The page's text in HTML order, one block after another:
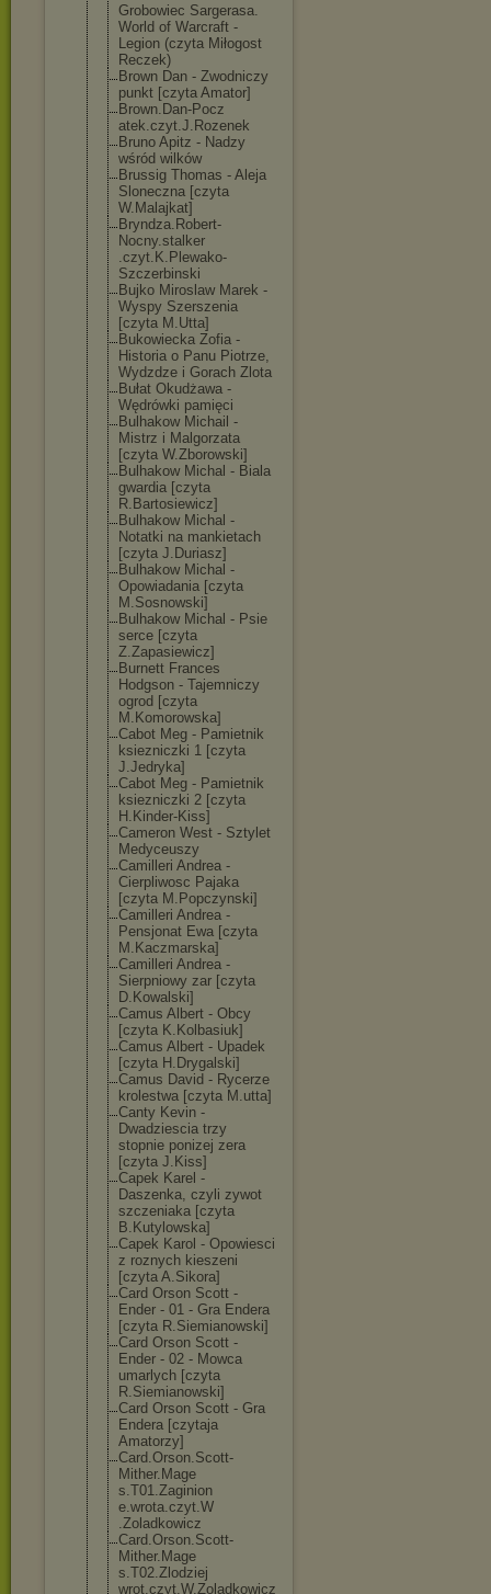
Grobowiec Sargerasa.
World of Warcraft -
Legion (czyta Miłogost
Reczek)
Brown Dan - Zwodniczy
punkt [czyta Amator]
Brown.Dan-Pocz
atek.czyt.J.Rozenek
Bruno Apitz - Nadzy
wśród wilków
Brussig Thomas - Aleja
Sloneczna [czyta
W.Malajkat]
Bryndza.Robert-
Nocny.stalker
.czyt.K.Plewako-
Szczerbinski
Bujko Miroslaw Marek -
Wyspy Szerszenia
[czyta M.Utta]
Bukowiecka Zofia -
Historia o Panu Piotrze,
Wydzdze i Gorach Zlota
Bułat Okudżawa -
Wędrówki pamięci
Bulhakow Michail -
Mistrz i Malgorzata
[czyta W.Zborowski]
Bulhakow Michal - Biala
gwardia [czyta
R.Bartosiewicz]
Bulhakow Michal -
Notatki na mankietach
[czyta J.Duriasz]
Bulhakow Michal -
Opowiadania [czyta
M.Sosnowski]
Bulhakow Michal - Psie
serce [czyta
Z.Zapasiewicz]
Burnett Frances
Hodgson - Tajemniczy
ogrod [czyta
M.Komorowska]
Cabot Meg - Pamietnik
ksiezniczki 1 [czyta
J.Jedryka]
Cabot Meg - Pamietnik
ksiezniczki 2 [czyta
H.Kinder-Kiss]
Cameron West - Sztylet
Medyceuszy
Camilleri Andrea -
Cierpliwosc Pajaka
[czyta M.Popczynski]
Camilleri Andrea -
Pensjonat Ewa [czyta
M.Kaczmarska]
Camilleri Andrea -
Sierpniowy zar [czyta
D.Kowalski]
Camus Albert - Obcy
[czyta K.Kolbasiuk]
Camus Albert - Upadek
[czyta H.Drygalski]
Camus David - Rycerze
krolestwa [czyta M.utta]
Canty Kevin -
Dwadziescia trzy
stopnie ponizej zera
[czyta J.Kiss]
Capek Karel -
Daszenka, czyli zywot
szczeniaka [czyta
B.Kutylowska]
Capek Karol - Opowiesci
z roznych kieszeni
[czyta A.Sikora]
Card Orson Scott -
Ender - 01 - Gra Endera
[czyta R.Siemianowski]
Card Orson Scott -
Ender - 02 - Mowca
umarlych [czyta
R.Siemianowski]
Card Orson Scott - Gra
Endera [czytaja
Amatorzy]
Card.Orson.Scott-
Mither.Mage
s.T01.Zaginion
e.wrota.czyt.W
.Zoladkowicz
Card.Orson.Scott-
Mither.Mage
s.T02.Zlodziej
wrot.czyt.W.Zo ladkowicz